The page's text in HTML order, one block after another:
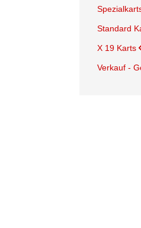
Standard
X 19 Karts
Verkauf -